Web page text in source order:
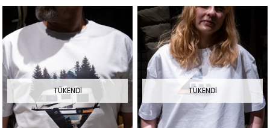
TÜKENDI TÜKENDI